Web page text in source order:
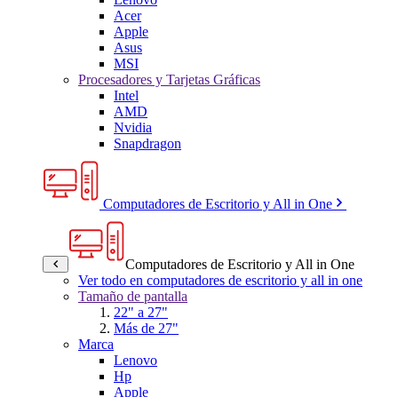
Acer
Apple
Asus
MSI
Procesadores y Tarjetas Gráficas
Intel
AMD
Nvidia
Snapdragon
Computadores de Escritorio y All in One
Computadores de Escritorio y All in One
Ver todo en computadores de escritorio y all in one
Tamaño de pantalla
22" a 27"
Más de 27"
Marca
Lenovo
Hp
Apple